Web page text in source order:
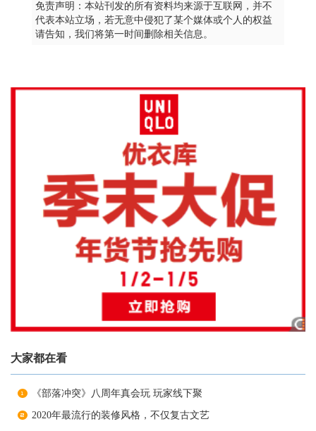
免责声明：本站刊发的所有资料均来源于互联网，并不
代表本站立场，若无意中侵犯了某个媒体或个人的权益
请告知，我们将第一时间删除相关信息。
大家都在看
《部落冲突》八周年真会玩 玩家线下聚
2020年最流行的装修风格，不仅复古文艺